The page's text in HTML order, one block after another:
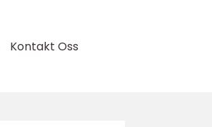
Kontakt Oss